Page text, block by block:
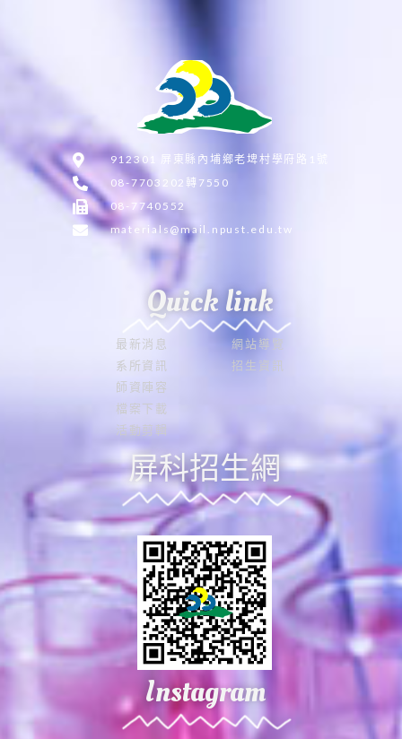
912301 屏東縣內埔鄉老埤村學府路1號
08-7703202轉7550
08-7740552
materials@mail.npust.edu.tw
Quick link
最新消息
系所資訊
師資陣容
檔案下載
活動剪輯
網站導覽
招生資訊
屏科招生網
Instagram